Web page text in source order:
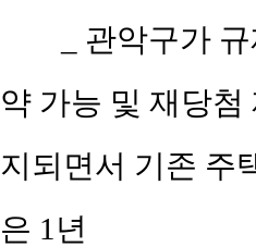
_ 관악구가
약 가능 및 재당
지되면서 기존 주
은 1년